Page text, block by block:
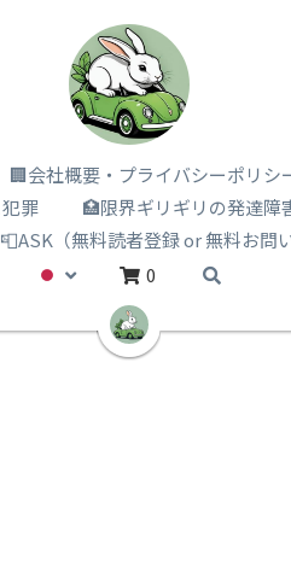
🏢会社概要・プライバシーポリシ
罪 🏥限界ギリギリの発達障
📮ASK（無料読者登録 or 無料お問
0